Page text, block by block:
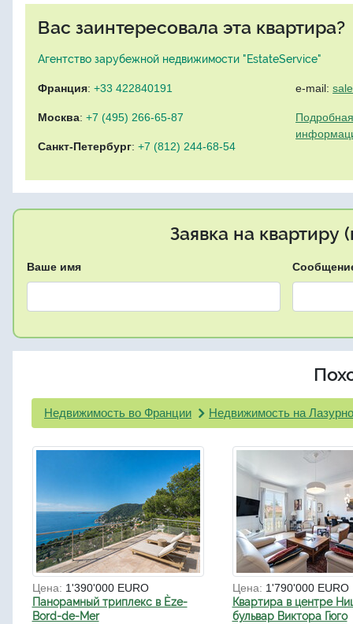
Вас заинтересовала эта квартира?
Агентство зарубежной недвижимости "EstateService"
Франция: +33 422840191
Москва: +7 (495) 266-65-87
Санкт-Петербург: +7 (812) 244-68-54
e-mail:
Заявка на квартиру
Ваше имя
Недвижимость во Франции Недвижимость на
Цена: 1'390'000 EURO
Панорамный триплекс в Èze-
Bord-de-Mer
Цена: 1'790'000 EURO
Квартира в центре
бульвар Виктора Гюго